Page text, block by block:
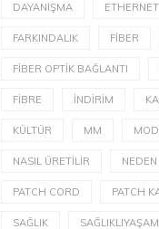
DAYANIŞMA ETHERNET
FARKINDALIK FIBER
FIBER OPTIK BAĞLANTI
FIBRE INDIRIM
KÜLTÜR MM
NASIL ÜRETILIR
PATCH CORD PATCH
SAĞLIK SAĞLIKLIYAŞAM